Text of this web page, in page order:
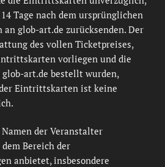
Tage nach dem ursprünglichen
glob-art.de zurücksenden. Der
des vollen Ticketpreises,
vorliegen und die
art.de bestellt wurden,
Eintrittskarten ist keine
der Veranstalter
Bereich der
anbietet, insbesondere